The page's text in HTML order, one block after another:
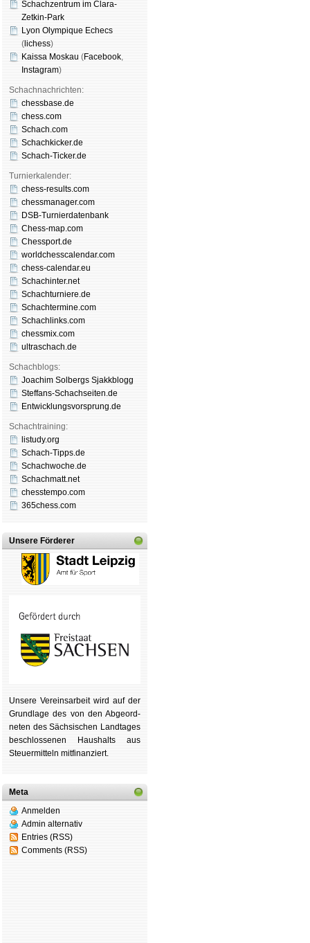
Schachzentrum im Clara-
Zetkin-Park
Lyon Olympique Echecs
( lichess)
Kaissa Moskau (Face­book,
Insta­gram)
Schachnachrichten:
chessbase.de
chess.com
Schach.com
Schachkicker.de
Schach-Ticker.de
Turnierkalender:
chess-results.com
chessmanager.com
DSB-Turnierdatenbank
Chess-map.com
Chessport.de
worldchesscalendar.com
chess-calendar.eu
Schachinter.net
Schachturniere.de
Schachtermine.com
Schachlinks.com
chessmix.com
ultraschach.de
Schachblogs:
Joachim Solbergs Sjakkblogg
Steffans-Schachseiten.de
Entwicklungsvorsprung.de
Schachtraining:
listudy.org
Schach-Tipps.de
Schachwoche.de
Schachmatt.net
chesstempo.com
365chess.com
Unsere Förderer
Unsere Ver­eins­ar­beit wird auf der
Grund­lage des von den Ab­ge­ord­
ne­ten des Säch­si­schen Land­tages
be­schlos­se­nen Haus­halts aus
Steu­er­mitteln mit­fi­nan­ziert.
Meta
Anmelden
Admin alternativ
Entries (RSS)
Comments (RSS)